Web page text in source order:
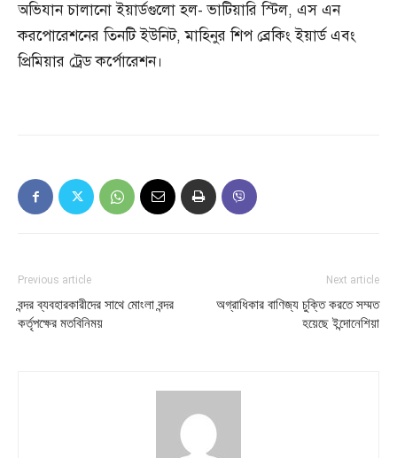
অভিযান চালানো ইয়ার্ডগুলো হল- ভাটিয়ারি স্টিল, এস এন
করপোরেশনের তিনটি ইউনিট, মাহিনুর শিপ ব্রেকিং ইয়ার্ড এবং
প্রিমিয়ার ট্রেড কর্পোরেশন।
Previous article
বন্দর ব্যবহারকারীদের সাথে মোংলা বন্দর
কর্তৃপক্ষের মতবিনিময়
Next article
অগ্রাধিকার বাণিজ্য চুক্তি করতে সম্মত
হয়েছে ইন্দোনেশিয়া